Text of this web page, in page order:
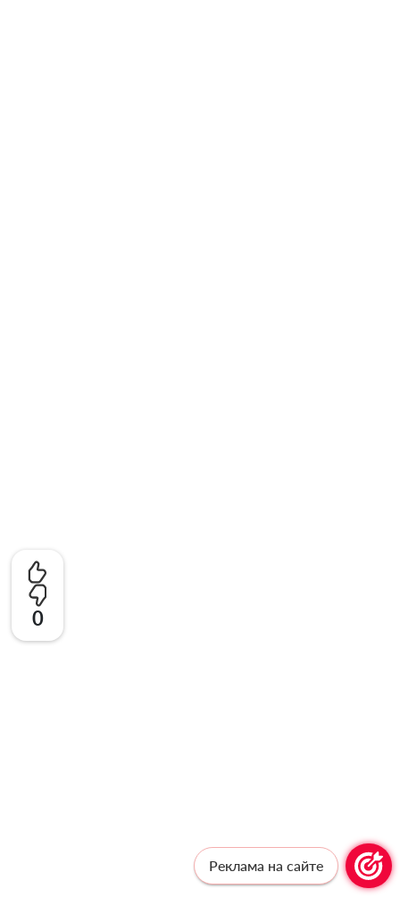
0
Реклама на сайте